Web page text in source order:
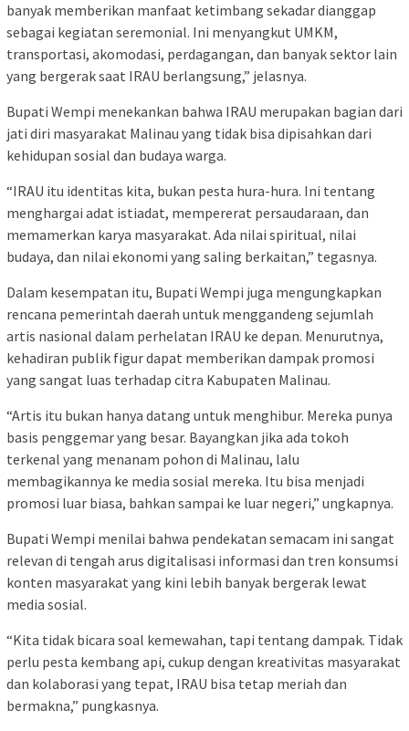
banyak memberikan manfaat ketimbang sekadar dianggap
sebagai kegiatan seremonial. Ini menyangkut UMKM,
transportasi, akomodasi, perdagangan, dan banyak sektor lain
yang bergerak saat IRAU berlangsung,” jelasnya.
Bupati Wempi menekankan bahwa IRAU merupakan bagian dari
jati diri masyarakat Malinau yang tidak bisa dipisahkan dari
kehidupan sosial dan budaya warga.
“IRAU itu identitas kita, bukan pesta hura-hura. Ini tentang
menghargai adat istiadat, mempererat persaudaraan, dan
memamerkan karya masyarakat. Ada nilai spiritual, nilai
budaya, dan nilai ekonomi yang saling berkaitan,” tegasnya.
Dalam kesempatan itu, Bupati Wempi juga mengungkapkan
rencana pemerintah daerah untuk menggandeng sejumlah
artis nasional dalam perhelatan IRAU ke depan. Menurutnya,
kehadiran publik figur dapat memberikan dampak promosi
yang sangat luas terhadap citra Kabupaten Malinau.
“Artis itu bukan hanya datang untuk menghibur. Mereka punya
basis penggemar yang besar. Bayangkan jika ada tokoh
terkenal yang menanam pohon di Malinau, lalu
membagikannya ke media sosial mereka. Itu bisa menjadi
promosi luar biasa, bahkan sampai ke luar negeri,” ungkapnya.
Bupati Wempi menilai bahwa pendekatan semacam ini sangat
relevan di tengah arus digitalisasi informasi dan tren konsumsi
konten masyarakat yang kini lebih banyak bergerak lewat
media sosial.
“Kita tidak bicara soal kemewahan, tapi tentang dampak. Tidak
perlu pesta kembang api, cukup dengan kreativitas masyarakat
dan kolaborasi yang tepat, IRAU bisa tetap meriah dan
bermakna,” pungkasnya.